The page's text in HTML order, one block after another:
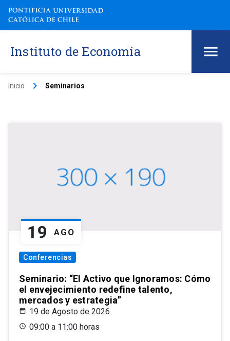
Instituto de Economía
Inicio keyboard_arrow_right Seminarios
19 AGO
Conferencias
Seminario: “El Activo que Ignoramos: Cómo
el envejecimiento redefine talento,
mercados y estrategia”
19 de Agosto de 2026
09:00 a 11:00 horas